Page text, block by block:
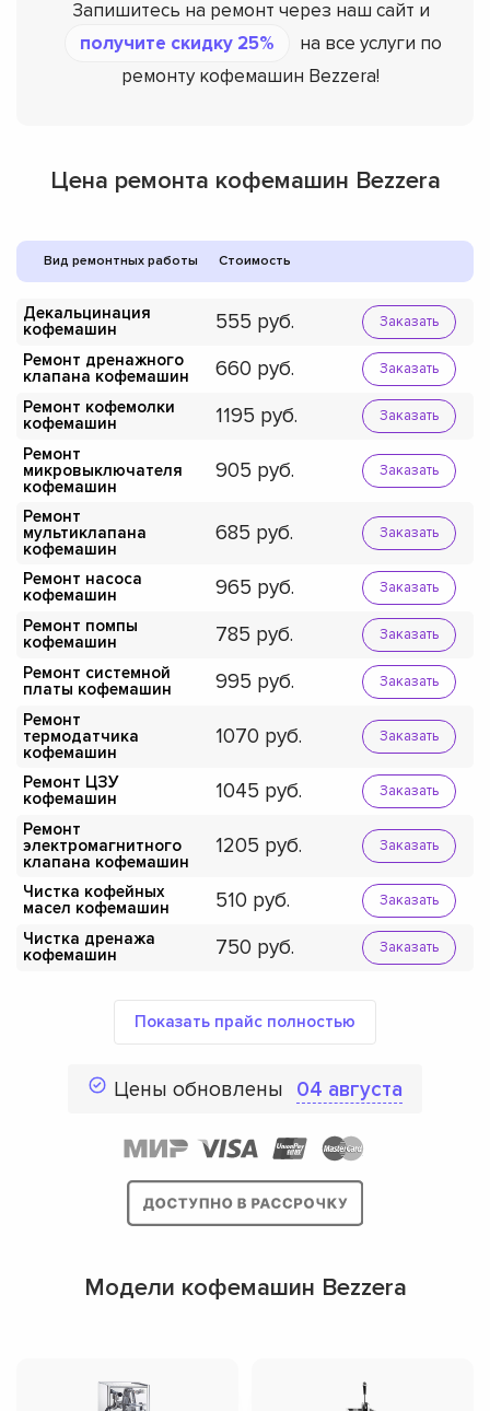
Запишитесь на ремонт через наш сайт и
получите скидку 25%
на все услуги по
ремонту кофемашин Bezzera!
Цена ремонта кофемашин Bezzera
Вид ремонтных работы Стоимость
Декальцинация
кофемашин
555 Заказать
Ремонт дренажного
клапана кофемашин
660 Заказать
Ремонт кофемолки
кофемашин
1195 Заказать
Ремонт
микровыключателя
кофемашин
905 Заказать
Ремонт
мультиклапана
кофемашин
685 Заказать
Ремонт насоса
кофемашин
965 Заказать
Ремонт помпы
кофемашин
785 Заказать
Ремонт системной
платы кофемашин
995 Заказать
Ремонт
термодатчика
кофемашин
1070 Заказать
Ремонт ЦЗУ
кофемашин
1045 Заказать
Ремонт
электромагнитного
клапана кофемашин
1205 Заказать
Чистка кофейных
масел кофемашин
510 Заказать
Чистка дренажа
кофемашин
750 Заказать
Показать прайс полностью
Цены обновлены 04 августа
Модели кофемашин Bezzera